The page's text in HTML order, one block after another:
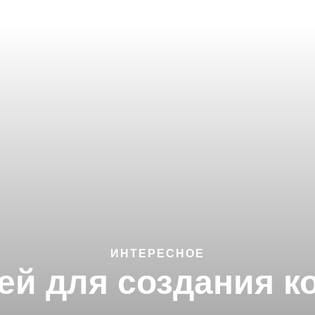
ИНТЕРЕСНОЕ
для создания